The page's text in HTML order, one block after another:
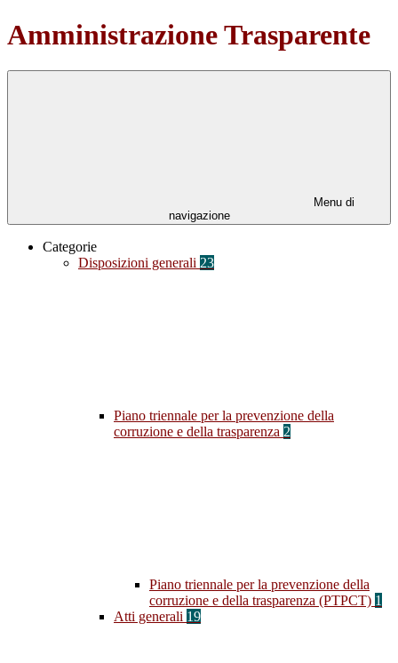
Amministrazione Trasparente
Menu di
navigazione
Categorie
Disposizioni generali 23
Piano triennale per la prevenzione della
corruzione e della trasparenza 2
Piano triennale per la prevenzione della
corruzione e della trasparenza (PTPCT) 1
Atti generali 19